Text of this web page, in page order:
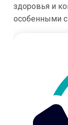
здоровья и
особенными